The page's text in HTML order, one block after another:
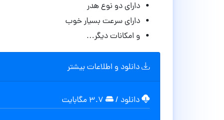
دارای دو نوع هدر
دارای سرعت بسیار خوب
و امکانات دیگر…
دانلود و اطلاعات بیشتر
دانلود /